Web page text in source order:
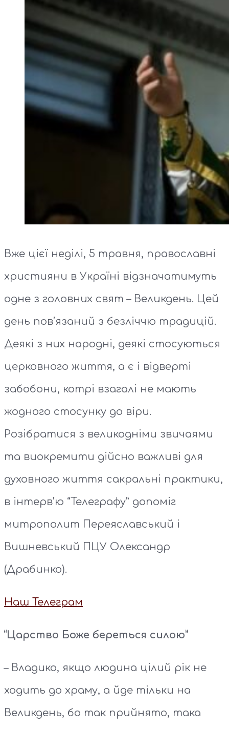
Вже цієї неділі, 5 травня, православні
християни в Україні відзначатимуть
одне з головних свят – Великдень. Цей
день пов’язаний з безліччю традицій.
Деякі з них народні, деякі стосуються
церковного життя, а є і відверті
забобони, котрі взагалі не мають
жодного стосунку до віри.
Розібратися з великодніми звичаями
та виокремити дійсно важливі для
духовного життя сакральні практики,
в інтерв’ю “Телеграфу” допоміг
митрополит Переяславський і
Вишневський ПЦУ Олександр
(Драбинко).
Наш Телеграм
“Царство Боже береться силою”
– Владико, якщо людина цілий рік не
ходить до храму, а йде тільки на
Великдень, бо так прийнято, така